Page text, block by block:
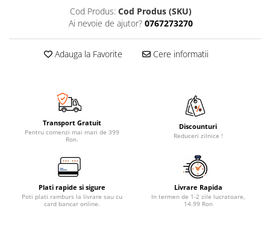
Cod Produs: Cod Produs (SKU)
Ai nevoie de ajutor? 0767273270
Adauga la Favorite Cere informatii
Transport Gratuit
Pentru comenzi mai mari de 399
Ron.
Discounturi
Reduceri zilnice !
Plati rapide si sigure
Poti plati ramburs la livrare sau cu
card bancar online.
Livrare Rapida
In termen de 1-2 zile lucratoare,
14.99 Ron